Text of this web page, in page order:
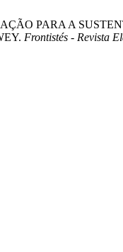
PARA A
Frontistés - Revista